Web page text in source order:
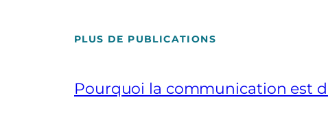
PLUS DE PUBLICATIONS
Pourquoi la communication est